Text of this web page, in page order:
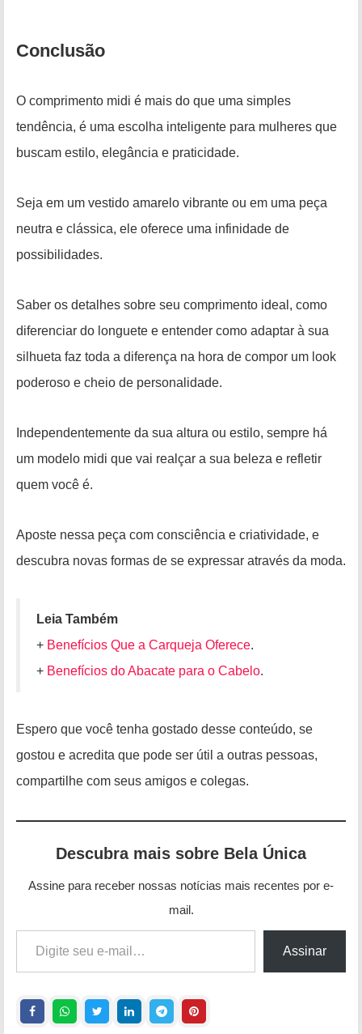
Conclusão
O comprimento midi é mais do que uma simples
tendência, é uma escolha inteligente para mulheres que
buscam estilo, elegância e praticidade.
Seja em um vestido amarelo vibrante ou em uma peça
neutra e clássica, ele oferece uma infinidade de
possibilidades.
Saber os detalhes sobre seu comprimento ideal, como
diferenciar do longuete e entender como adaptar à sua
silhueta faz toda a diferença na hora de compor um look
poderoso e cheio de personalidade.
Independentemente da sua altura ou estilo, sempre há
um modelo midi que vai realçar a sua beleza e refletir
quem você é.
Aposte nessa peça com consciência e criatividade, e
descubra novas formas de se expressar através da moda.
Leia Também
+ Benefícios Que a Carqueja Oferece.
+ Benefícios do Abacate para o Cabelo.
Espero que você tenha gostado desse conteúdo, se
gostou e acredita que pode ser útil a outras pessoas,
compartilhe com seus amigos e colegas.
Descubra mais sobre Bela Única
Assine para receber nossas notícias mais recentes por e-
mail.
Digite seu e-mail…
Assinar